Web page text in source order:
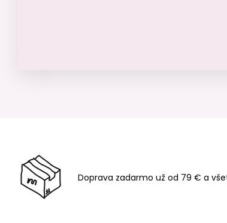
Doprava zadarmo už od 79 € a